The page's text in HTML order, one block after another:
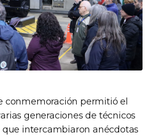
conmemoración permitió el
generaciones de técnicos
que intercambiaron anécdotas